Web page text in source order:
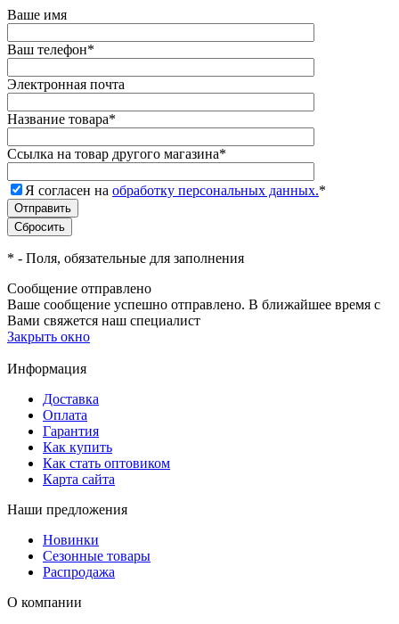
Ваше имя
Ваш телефон*
Электронная почта
Название товара*
Ссылка на товар другого магазина*
Я согласен на обработку персональных данных.*
* - Поля, обязательные для заполнения
Сообщение отправлено
Ваше сообщение успешно отправлено. В ближайшее время с
Вами свяжется наш специалист
Закрыть окно
Информация
Доставка
Оплата
Гарантия
Как купить
Как стать оптовиком
Карта сайта
Наши предложения
Новинки
Сезонные товары
Распродажа
О компании